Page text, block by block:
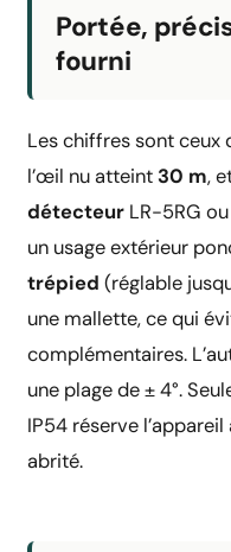
Portée,
fourni
Les chiffres sont ceux
l’œil nu atteint30 m,
détecteur LR-5RG
un usage extérieur
trépied (réglable
une mallette, ce qui
complémentaires.
une plage de ± 4°.
IP54 réserve l’appareil
abrité.